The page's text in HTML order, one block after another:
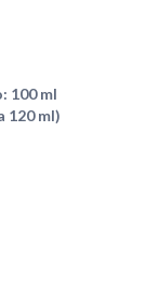
100 ml
120 ml)